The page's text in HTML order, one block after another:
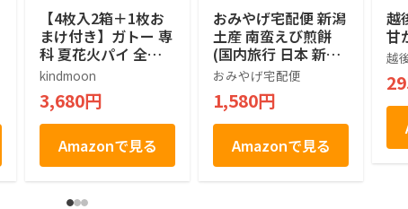
【4枚入2箱＋1枚お
まけ付き】ガトー 専
科 夏花火パイ 全国
菓子大博覧会金賞 新
潟限定 長岡花火 お
土産 合計9枚
kindmoon
3,680円
Amazonで見る
おみやげ宅配便 新潟
土産 南蛮えび煎餅
(国内旅行 日本 新潟
お土産）
おみやげ宅配便
1,580円
Amazonで見る
越
甘
越